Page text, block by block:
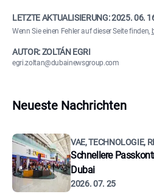
LETZTE AKTUALISIERUNG:2025. 06.
Wenn Sie einen Fehler auf dieser Seite finden,
AUTOR: ZOLTÁN EGRI
egri.zoltan@dubainewsgroup.com
Neueste Nachrichten
VAE, TECHNOLOGIE,
Schnellere
Dubai
2026. 07. 25